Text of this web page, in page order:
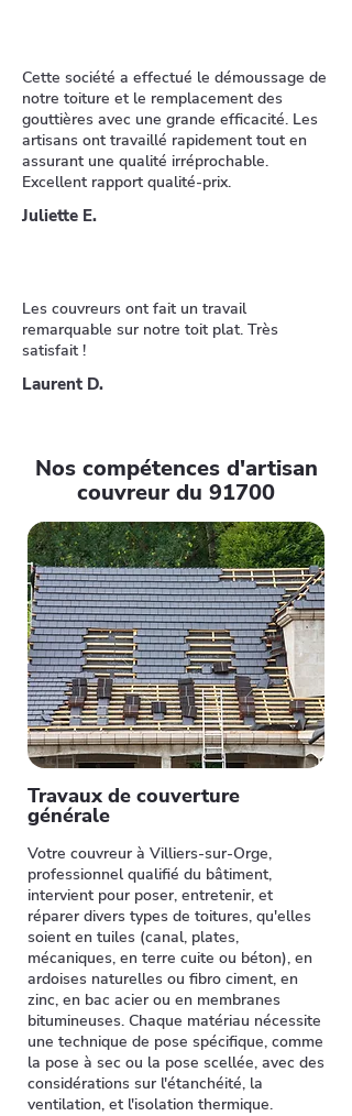
Cette société a effectué le démoussage de
notre toiture et le remplacement des
gouttières avec une grande efficacité. Les
artisans ont travaillé rapidement tout en
assurant une qualité irréprochable.
Excellent rapport qualité-prix.
Juliette E.
Les couvreurs ont fait un travail
remarquable sur notre toit plat. Très
satisfait !
Laurent D.
Nos compétences d'artisan
couvreur du 91700
Travaux de couverture
générale
Votre couvreur à Villiers-sur-Orge,
professionnel qualifié du bâtiment,
intervient pour poser, entretenir, et
réparer divers types de toitures, qu'elles
soient en tuiles (canal, plates,
mécaniques, en terre cuite ou béton), en
ardoises naturelles ou fibro ciment, en
zinc, en bac acier ou en membranes
bitumineuses. Chaque matériau nécessite
une technique de pose spécifique, comme
la pose à sec ou la pose scellée, avec des
considérations sur l'étanchéité, la
ventilation, et l'isolation thermique.